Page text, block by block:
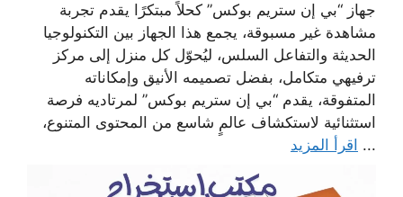
جهاز “بي إن ستريم بوكس” كحلاً مبتكرًا يقدم تجربة
مشاهدة غير مسبوقة، يجمع هذا الجهاز بين التكنولوجيا
الحديثة والتفاعل السلس، ليُحوّل كل منزل إلى مركز
ترفيهي متكامل، بفضل تصميمه الأنيق وإمكاناته
المتفوقة، يقدم “بي إن ستريم بوكس” لمرتاديه فرصة
استثنائية لاستكشاف عالمٍ شاسع من المحتوى المتنوع،
... اقرأ المزيد